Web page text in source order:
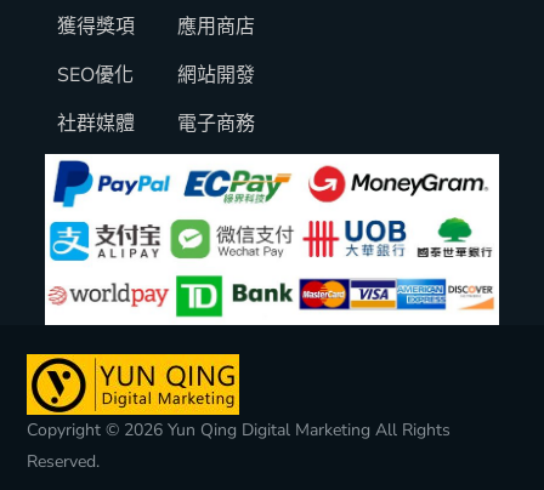
獲得獎項
SEO優化
社群媒體
應用商店
網站開發
電子商務
Copyright © 2026 Yun Qing Digital Marketing All Rights
Reserved.